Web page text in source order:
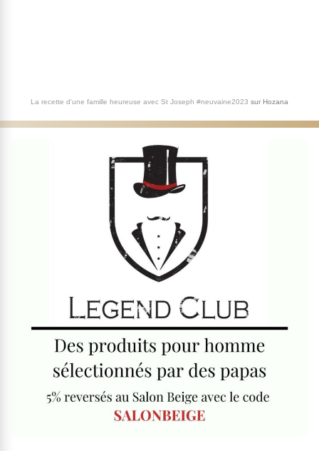
La recette d'une famille heureuse avec St Joseph #neuvaine2023 sur Hozana